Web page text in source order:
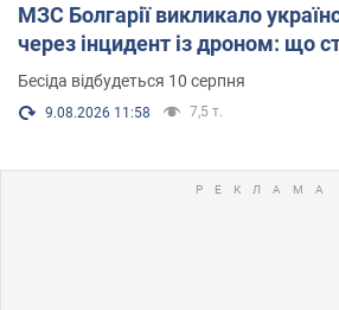
МЗС Болгарії викликало
через інцидент із дроном: що
Бесіда відбудеться 10 серпня
9.08.2026 11:58 7,5 т.